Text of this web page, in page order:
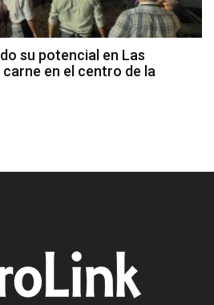
su potencial en Las
en el centro de la